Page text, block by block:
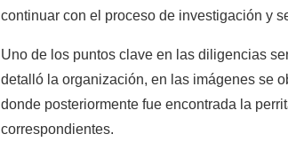
continuar con el proceso de investigación y
Uno de los puntos clave en las diligencias
detalló la organización, en las imágenes se
donde posteriormente fue encontrada la
correspondientes.